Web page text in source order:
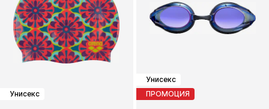
Унисекс
Унисекс
ПРОМОЦИЯ